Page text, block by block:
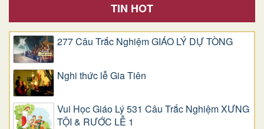
TIN HOT
277 Câu Trắc Nghiệm GIÁO LÝ DỰ TÒNG
Nghi thức lễ Gia Tiên
Vui Học Giáo Lý 531 Câu Trắc Nghiệm XƯNG
TỘI & RƯỚC LỄ 1